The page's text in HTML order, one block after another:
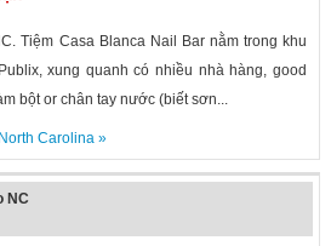
Tiệm Casa Blanca Nail Bar nằm trong khu
xung quanh có nhiều nhà hàng, good
bột or chân tay nước (biết sơn...
North Carolina»
NC